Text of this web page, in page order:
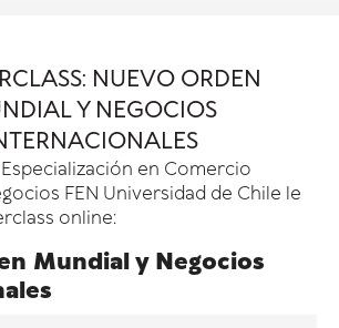
NUEVO ORDEN
Y NEGOCIOS
en Comercio
FEN Universidad de Chile le
online:
Mundial y Negocios